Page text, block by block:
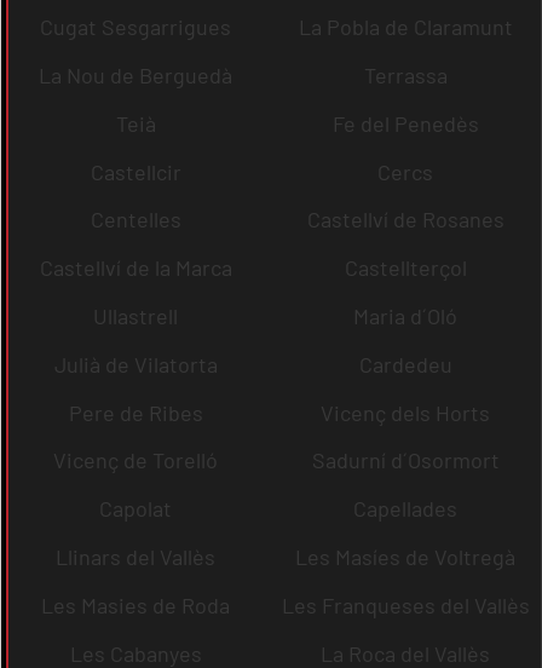
Cugat Sesgarrigues
La Pobla de Claramunt
La Nou de Berguedà
Terrassa
Teià
Fe del Penedès
Castellcir
Cercs
Centelles
Castellví de Rosanes
Castellví de la Marca
Castellterçol
Ullastrell
Maria d´Oló
Julià de Vilatorta
Cardedeu
Pere de Ribes
Vicenç dels Horts
Vicenç de Torelló
Sadurní d´Osormort
Capolat
Capellades
Llinars del Vallès
Les Masíes de Voltregà
Les Masies de Roda
Les Franqueses del Vallès
Les Cabanyes
La Roca del Vallès